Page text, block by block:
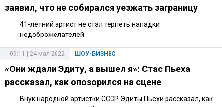
заявил, что не собирался уезжать заграницу
41-летний артист не стал терпеть нападки
недоброжелателей.
ШОУ-БИЗНЕС
09:11 | 24 мая 2022
«Они ждали Эдиту, а вышел я»: Стас Пьеха
рассказал, как опозорился на сцене
Внук народной артистки СССР Эдиты Пьехи рассказал, как